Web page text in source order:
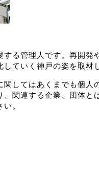
する管理人です。再開発
ていく神戸の姿を取材
関してはあくまでも個人
、関連する企業、団体と
。